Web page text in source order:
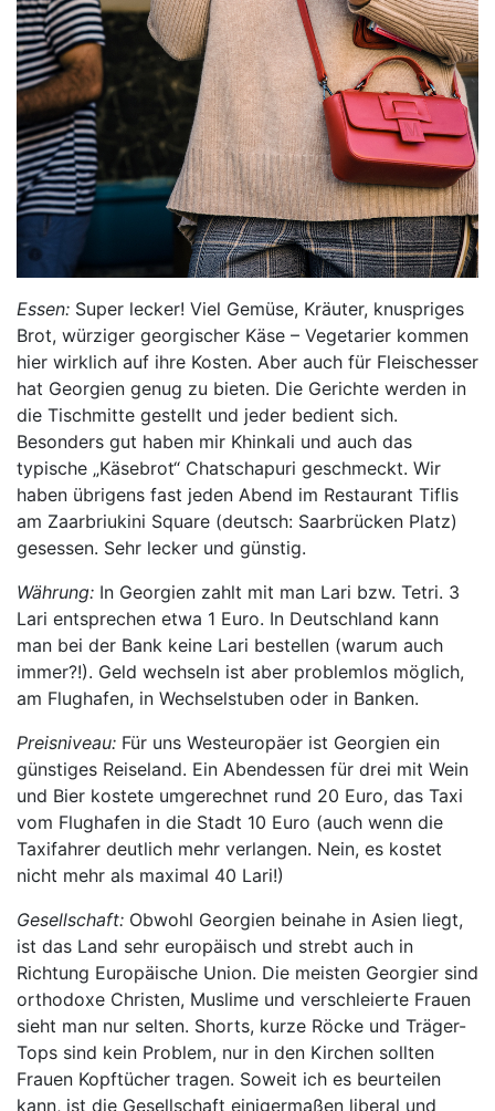
Essen: Super lecker! Viel Gemüse, Kräuter, knuspriges
Brot, würziger georgischer Käse – Vegetarier kommen
hier wirklich auf ihre Kosten. Aber auch für Fleischesser
hat Georgien genug zu bieten. Die Gerichte werden in
die Tischmitte gestellt und jeder bedient sich.
Besonders gut haben mir Khinkali und auch das
typische „Käsebrot“ Chatschapuri geschmeckt. Wir
haben übrigens fast jeden Abend im Restaurant Tiflis
am Zaarbriukini Square (deutsch: Saarbrücken Platz)
gesessen. Sehr lecker und günstig.
Währung: In Georgien zahlt mit man Lari bzw. Tetri. 3
Lari entsprechen etwa 1 Euro. In Deutschland kann
man bei der Bank keine Lari bestellen (warum auch
immer?!). Geld wechseln ist aber problemlos möglich,
am Flughafen, in Wechselstuben oder in Banken.
Preisniveau: Für uns Westeuropäer ist Georgien ein
günstiges Reiseland. Ein Abendessen für drei mit Wein
und Bier kostete umgerechnet rund 20 Euro, das Taxi
vom Flughafen in die Stadt 10 Euro (auch wenn die
Taxifahrer deutlich mehr verlangen. Nein, es kostet
nicht mehr als maximal 40 Lari!)
Gesellschaft: Obwohl Georgien beinahe in Asien liegt,
ist das Land sehr europäisch und strebt auch in
Richtung Europäische Union. Die meisten Georgier sind
orthodoxe Christen, Muslime und verschleierte Frauen
sieht man nur selten. Shorts, kurze Röcke und Träger-
Tops sind kein Problem, nur in den Kirchen sollten
Frauen Kopftücher tragen. Soweit ich es beurteilen
kann, ist die Gesellschaft einigermaßen liberal und